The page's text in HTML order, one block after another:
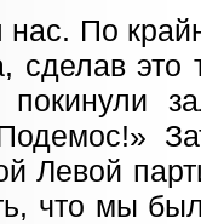
По
это
Левой
что мы